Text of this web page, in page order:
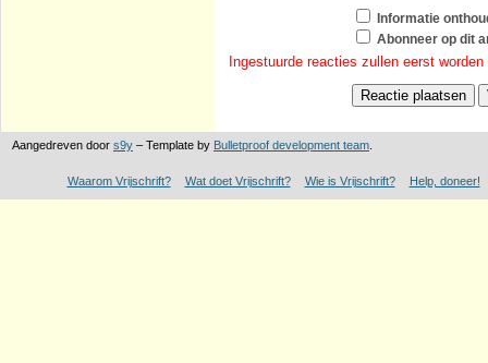
Informatie
Abonneer op dit
Ingestuurde reacties zullen eerst
Aangedreven door s9y – Template by Bulletproof development team
Waarom Vrijschrift? Wat doet Vrijschrift? Wie is Vrijschrift? Help, doneer!